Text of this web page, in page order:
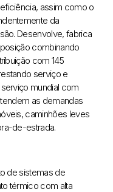
assim como o
da
Desenvolve, fabrica
combinando
com 145
serviço e
mundial com
as demandas
caminhões leves
de-estrada.
de sistemas de
térmico com alta